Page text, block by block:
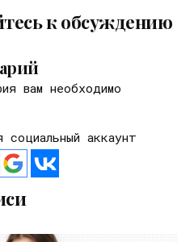
к обсуждению
вам необходимо
социальный аккаунт